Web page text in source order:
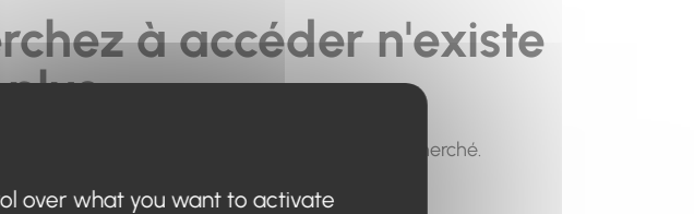
à accéder n'existe
ou à utiliser le menu pour trouver le contenu recherché.
over what you want to activate